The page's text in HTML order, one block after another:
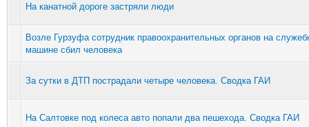
На канатной дороге застряли люди
Возле Гурзуфа сотрудник правоохранительных органов на
машине сбил человека
За сутки в ДТП пострадали четыре человека. Сводка ГАИ
На Салтовке под колеса авто попали два пешехода. Сводка ГАИ